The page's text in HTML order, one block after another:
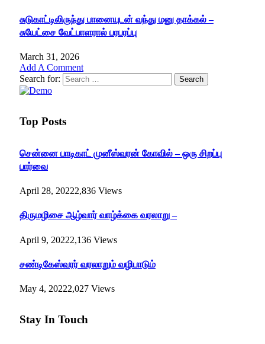
சுடுகாட்டிலிருந்து பானையுடன் வந்து மனு தாக்கல் –
சுயேட்சை வேட்பாளரால் பரபரப்பு
March 31, 2026
Add A Comment
Search for:
Top Posts
சென்னை பாடிகாட் முனீஸ்வரன் கோவில் – ஒரு சிறப்பு
பார்வை
April 28, 20222,836 Views
திருமழிசை ஆழ்வார் வாழ்க்கை வரலாறு –
April 9, 20222,136 Views
சண்டிகேஸ்வரர் வரலாறும் வழிபாடும்
May 4, 20222,027 Views
Stay In Touch